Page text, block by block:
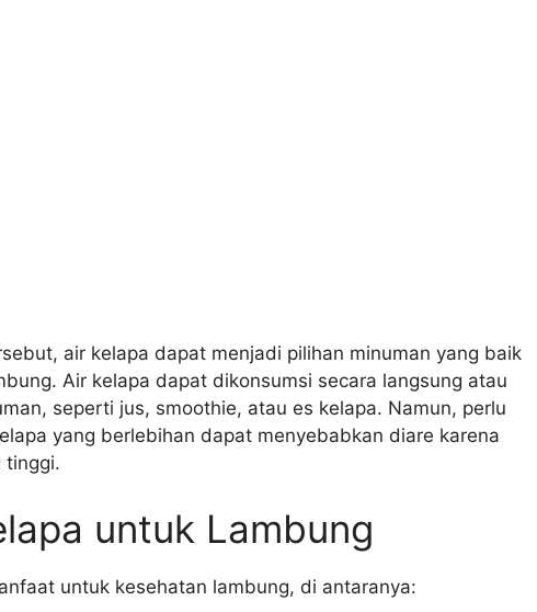
air kelapa dapat menjadi pilihan minuman yang baik
Air kelapa dapat dikonsumsi secara langsung atau
seperti jus, smoothie, atau es kelapa. Namun, perlu
yang berlebihan dapat menyebabkan diare karena
tinggi.
untuk Lambung
untuk kesehatan lambung, di antaranya: